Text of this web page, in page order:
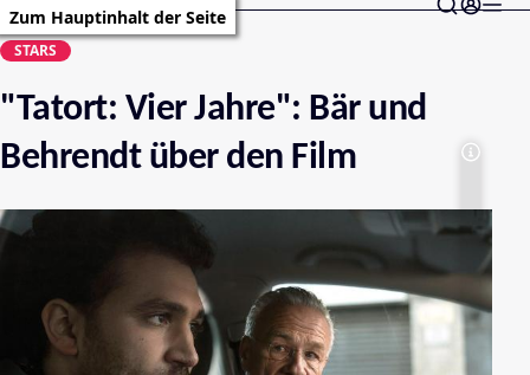
Zum Hauptinhalt der Seite
STARS
"Tatort: Vier Jahre": Bär und
Behrendt über den Film